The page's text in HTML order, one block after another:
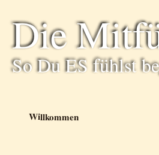
Die
So Du ES fühlst
Willkommen